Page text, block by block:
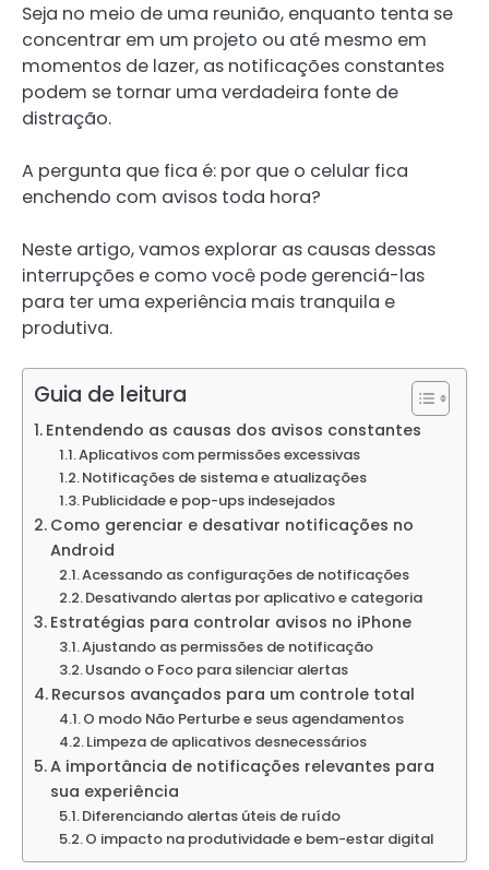
Seja no meio de uma reunião, enquanto tenta se
concentrar em um projeto ou até mesmo em
momentos de lazer, as notificações constantes
podem se tornar uma verdadeira fonte de
distração.
A pergunta que fica é: por que o celular fica
enchendo com avisos toda hora?
Neste artigo, vamos explorar as causas dessas
interrupções e como você pode gerenciá-las
para ter uma experiência mais tranquila e
produtiva.
Guia de leitura
Entendendo as causas dos avisos constantes
Aplicativos com permissões excessivas
Notificações de sistema e atualizações
Publicidade e pop-ups indesejados
Como gerenciar e desativar notificações no
Android
Acessando as configurações de notificações
Desativando alertas por aplicativo e categoria
Estratégias para controlar avisos no iPhone
Ajustando as permissões de notificação
Usando o Foco para silenciar alertas
Recursos avançados para um controle total
O modo Não Perturbe e seus agendamentos
Limpeza de aplicativos desnecessários
A importância de notificações relevantes para
sua experiência
Diferenciando alertas úteis de ruído
O impacto na produtividade e bem-estar digital